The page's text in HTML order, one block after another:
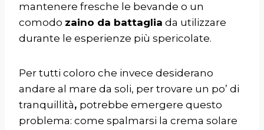
mantenere fresche le bevande o un
comodo zaino da battaglia da utilizzare
durante le esperienze più spericolate.
Per tutti coloro che invece desiderano
andare al mare da soli, per trovare un po’ di
tranquillità, potrebbe emergere questo
problema: come spalmarsi la crema solare